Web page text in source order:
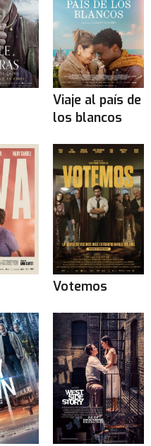
Viaje al país de
los blancos
Votemos